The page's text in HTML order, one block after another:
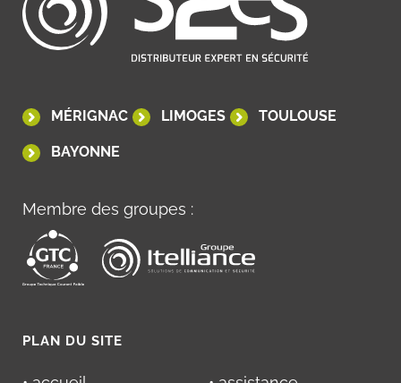
MÉRIGNAC LIMOGES TOULOUSE
BAYONNE
Membre des groupes :
PLAN DU SITE